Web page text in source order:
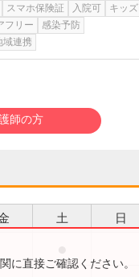
スマホ保険証 入院可 キッズ
フリー
感染予防
域連携
師の方
土 日
に直接ご確認ください。